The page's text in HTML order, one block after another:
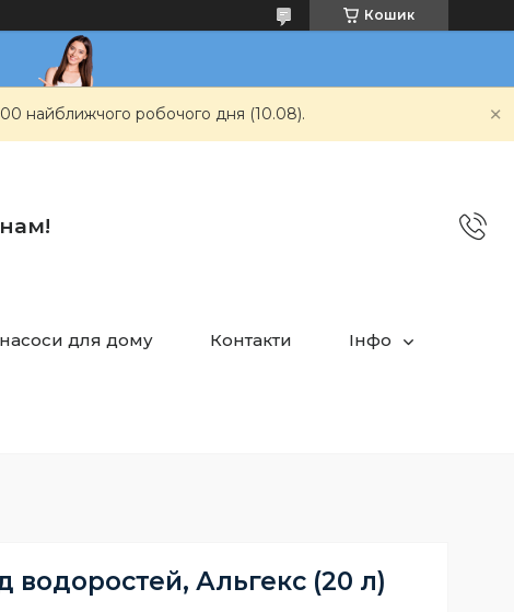
Кошик
найближчого робочого дня (10.08).
насоси для дому Контакти Інфо
водоростей, Альгекс (20 л)